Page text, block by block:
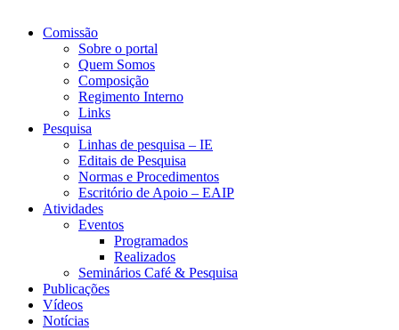
Comissão
Sobre o portal
Quem Somos
Composição
Regimento Interno
Links
Pesquisa
Linhas de pesquisa – IE
Editais de Pesquisa
Normas e Procedimentos
Escritório de Apoio – EAIP
Atividades
Eventos
Programados
Realizados
Seminários Café & Pesquisa
Publicações
Vídeos
Notícias